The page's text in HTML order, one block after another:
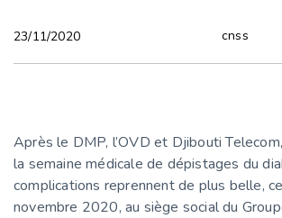
cnss
23/11/2020
Après le DMP, l’OVD et Djibouti
la semaine médicale de dépistages du
complications reprennent de plus belle,
novembre 2020, au siège social du